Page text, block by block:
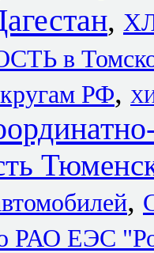
,
в
РФ,
,
РАО ЕЭС